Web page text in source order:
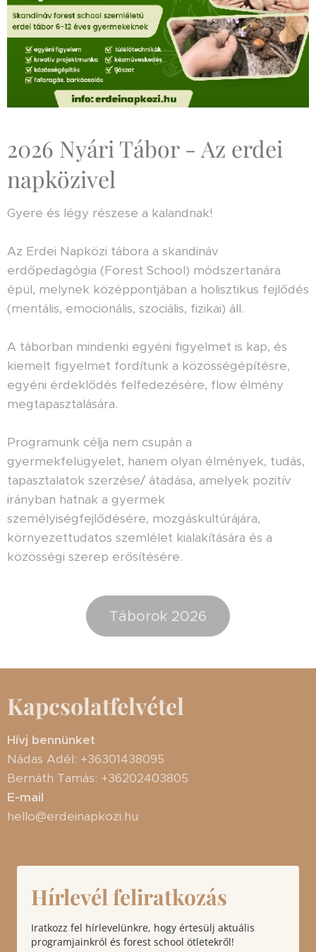
2026 Nyári Tábor - Az erdei
napközivel
Gyere és légy részese a kalandnak!
Az Erdei Napközi tábora a skandináv
erdőpedagógia (Forest School) módszertanára
épül, melynek középpontjában a holisztikus fejlődés
(mentális, emocionális, szociális, fizikai) áll.
A táborban mindenki egyéni figyelmet is kap, és
kiemelt figyelmet fordítunk a közösségépítésre,
egyéni érdeklődés felfedezésére, flow élmény
megtapasztalására.
Programunk célja nem csupán a
gyermekfelügyelet, hanem olyan élmények, tudás,
tapasztalatok szerzése/ átadása, amelyek pozitív
irányban hatnak a gyermek
személyiségfejlődésére, mozgáskultúrájára,
környezettudatos szemlélet kialakítására és a
közösségi szerep erősítésére.
Táborok 2026
Kapcsolatfelvétel
Hívj bennünket
Nádas Adél: +36301438095
Bernáth Tamás: +36202403805
E-mail
hello@erdeinapkozi.hu
Hírlevél feliratkozás
Iratkozz fel hírlevelünkre, hogy értesülj aktuális
programjainkról és forest school ötletekről!